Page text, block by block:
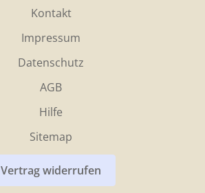
Kontakt
Impressum
Datenschutz
AGB
Hilfe
Sitemap
Vertrag widerrufen